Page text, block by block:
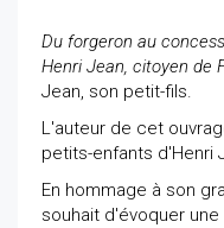
Du forgeron au
Henri Jean, citoyen de
Jean, son petit-fils.
L'auteur de cet
petits-enfants d'Henri
En hommage à son
souhait d'évoquer